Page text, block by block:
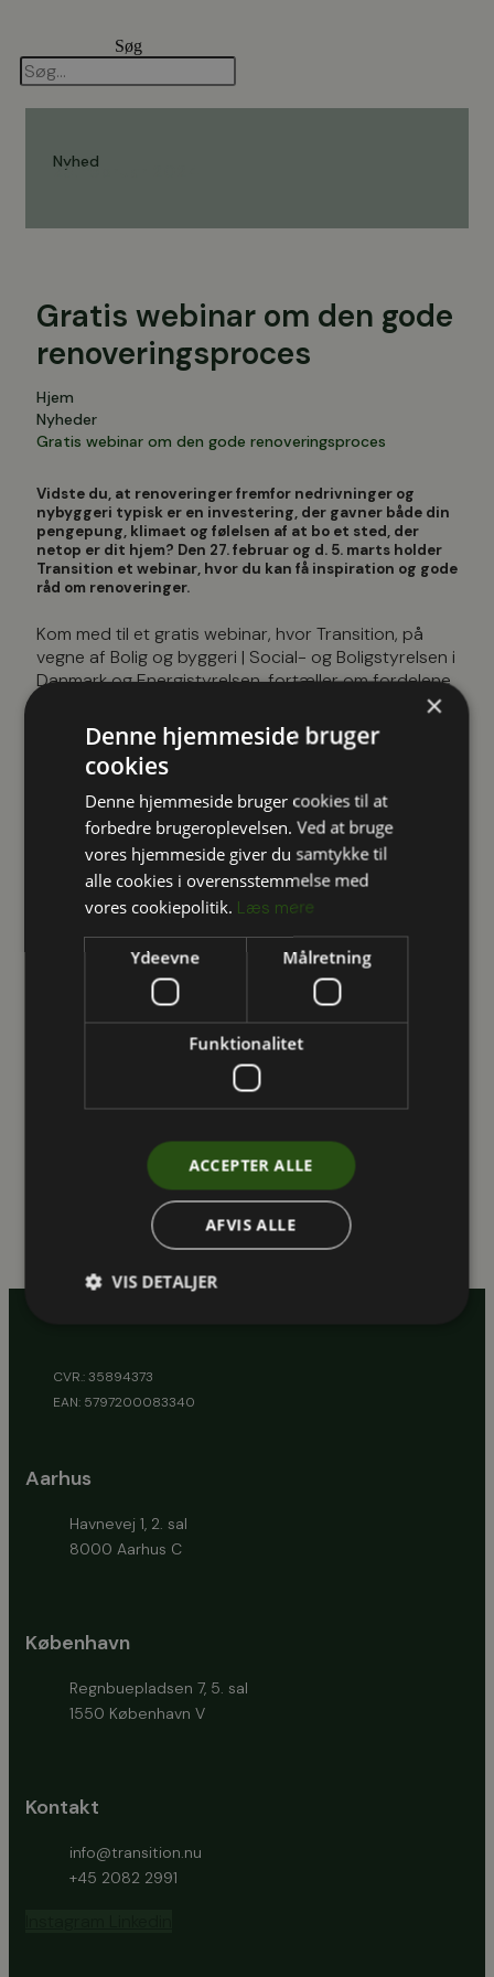
indhold
Søg
Nyhed
23. februar 2024
Gratis webinar om den gode
renoveringsproces
Hjem
Nyheder
Gratis webinar om den gode renoveringsproces
Vidste du, at renoveringer fremfor nedrivninger og
nybyggeri typisk er en investering, der gavner både din
pengepung, klimaet og følelsen af at bo et sted, der
netop er dit hjem? Den 27. februar og d. 5. marts holder
Transition et webinar, hvor du kan få inspiration og gode
råd om renoveringer.
Kom med til et gratis webinar, hvor Transition, på
vegne af Bolig og byggeri | Social- og Boligstyrelsen i
Danmark og Energistyrelsen, fortæller om fordelene
bygge nyt.
Webinaret henvender sig både til dig, der står over
for valget mellem at renovere eller rive dit hus ned
og bygge nyt, samt til dig, som blot søger inspiration
og vejledning til en vellykket renoveringsproces.
Under webinaret vil der blive præsenteret konkrete
cases på renoveringsprojekter, hvor fokus er på
både processen, udfordringerne og potentialerne
ved renovering.
Webinaret afholdes både d. d. 27. februar kl. 17-18.30
eller d. 5. marts kl. 17-18.30.
Du kan tilmelde dig via følgende links:
tilmeld dig ved at klikke her
CVR.: 35894373
EAN: 5797200083340
Aarhus
Havnevej 1, 2. sal
8000 Aarhus C
København
Regnbuepladsen 7, 5. sal
1550 København V
Kontakt
info@transition.nu
+45 2082 2991
×
Denne hjemmeside bruger
cookies
Denne hjemmeside bruger cookies til at
forbedre brugeroplevelsen. Ved at bruge
vores hjemmeside giver du samtykke til
alle cookies i overensstemmelse med
vores cookiepolitik. Læs mere
Ydeevne Målretning
Funktionalitet
ACCEPTER ALLE
AFVIS ALLE
VIS DETALJER